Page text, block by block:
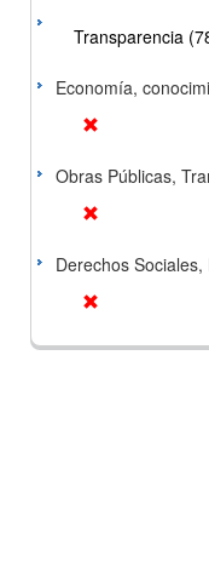
Transparencia
Economía,
Obras Públicas,
Derechos